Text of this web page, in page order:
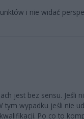
i nie widać
jest bez sensu. Jeśli
tym wypadku jeśli nie
Po co to